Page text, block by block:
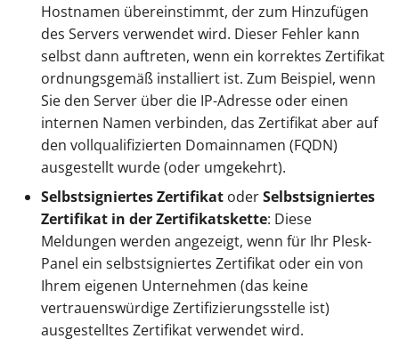
Hostnamen übereinstimmt, der zum Hinzufügen
des Servers verwendet wird. Dieser Fehler kann
selbst dann auftreten, wenn ein korrektes Zertifikat
ordnungsgemäß installiert ist. Zum Beispiel, wenn
Sie den Server über die IP-Adresse oder einen
internen Namen verbinden, das Zertifikat aber auf
den vollqualifizierten Domainnamen (FQDN)
ausgestellt wurde (oder umgekehrt).
Selbstsigniertes Zertifikat oderSelbstsigniertes
Zertifikat in der Zertifikatskette: Diese
Meldungen werden angezeigt, wenn für Ihr Plesk-
Panel ein selbstsigniertes Zertifikat oder ein von
Ihrem eigenen Unternehmen (das keine
vertrauenswürdige Zertifizierungsstelle ist)
ausgestelltes Zertifikat verwendet wird.